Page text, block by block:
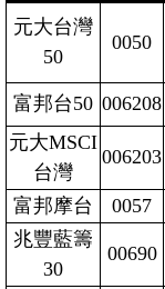
元大台灣
50
0050
富邦台50 006208
元大MSCI
台灣
006203
富邦摩台 0057
兆豐藍籌
30
00690